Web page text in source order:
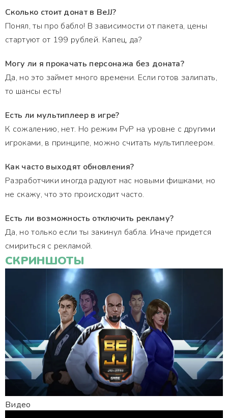
Сколько стоит донат в BeJJ?
Понял, ты про бабло! В зависимости от пакета, цены
стартуют от 199 рублей. Капец, да?
Могу ли я прокачать персонажа без доната?
Да, но это займет много времени. Если готов залипать,
то шансы есть!
Есть ли мультиплеер в игре?
К сожалению, нет. Но режим PvP на уровне с другими
игроками, в принципе, можно считать мультиплеером.
Как часто выходят обновления?
Разработчики иногда радуют нас новыми фишками, но
не скажу, что это происходит часто.
Есть ли возможность отключить рекламу?
Да, но только если ты закинул бабла. Иначе придется
смириться с рекламой.
СКРИНШОТЫ
Видео